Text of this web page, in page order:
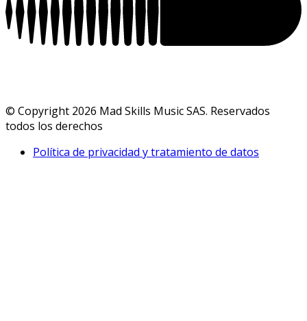
© Copyright 2026 Mad Skills Music SAS. Reservados
todos los derechos
Política de privacidad y tratamiento de datos